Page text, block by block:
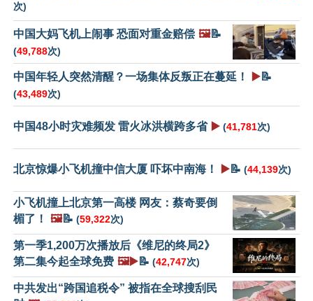
次)
中国大妈飞机上闹事 恐面对重金赔偿 🖼️📝
(49,788次)
中国年轻人突然清醒？一场集体反叛正在蔓延！ ▶️📝
(43,489次)
中国48小时灾难频发 雷火冰洪横跨多省 ▶️ (41,781次)
北京惊爆小飞机撞中信大厦 吓坏中南海！ ▶️📝 (44,139次)
小飞机撞上北京第一高楼 网友：蔡奇要倒
楣了！
🖼️📝 (59,322次)
第一季1,200万次播放后《维尼的终局2》
第二集今起全球免费 🖼️▶️📝 (42,747次)
中共发出“跨国追税令” 被指在全球搜刮民